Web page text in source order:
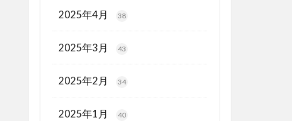
2025年4月 38
2025年3月 43
2025年2月 34
2025年1月 40